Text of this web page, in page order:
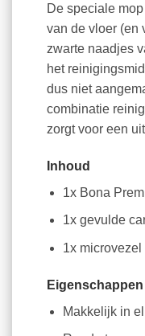
De speciale
van de vloer (en
zwarte naadjes
het
dus niet
combinatie
zorgt voor een
Inhoud
1x Bona
1x gevulde
1x
Eigenschappen
Makkelijk in